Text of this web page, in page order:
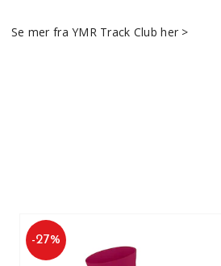
Se mer fra YMR Track Club her >
-27%